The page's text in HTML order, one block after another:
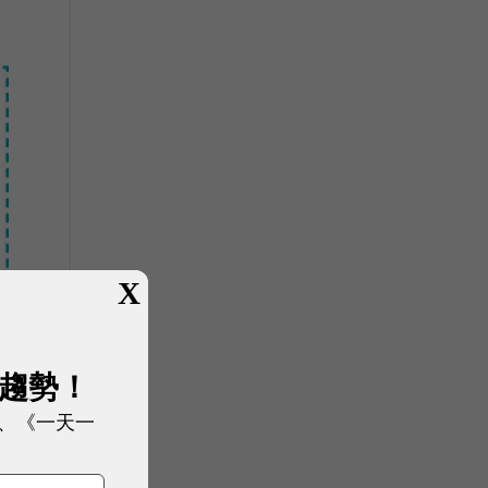
X
勢！
《一天一